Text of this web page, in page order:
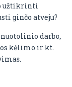
užtikrinti
ginčo atveju?
nuotolinio darbo,
kėlimo ir kt.